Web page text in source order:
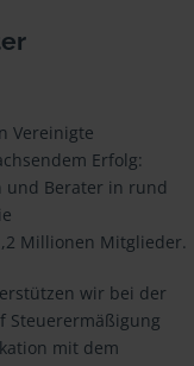
Vereinigte
Erfolg:
Berater in rund
Millionen Mitglieder.
wir bei der
Steuerermäßigung
mit dem